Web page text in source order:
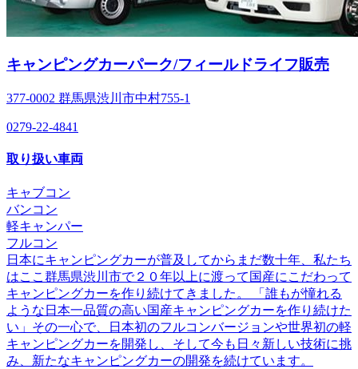
キャンピングカーパーク/フィールドライフ販売
377-0002 群馬県渋川市中村755-1
0279-22-4841
取り扱い車両
キャブコン
バンコン
軽キャンパー
フルコン
日本にキャンピングカーが普及してからまだ数十年、私たち
はここ群馬県渋川市で２０年以上に渡って国産にこだわって
キャンピングカーを作り続けてきました。 「誰もが憧れる
ような日本一品質の高い国産キャンピングカーを作り続けた
い」その一心で、日本初のフルコンバージョンや世界初の軽
キャンピングカーを開発し、そして今も日々新しい技術に挑
み、新たなキャンピングカーの開発を続けています。